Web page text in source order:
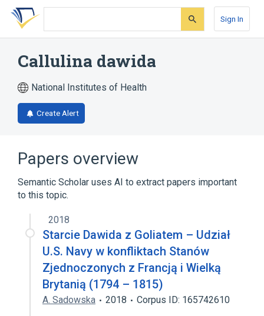
Skip
search
Skip
Skip
account
Sign In
Callulina dawida
National Institutes of Health
Create Alert
Papers overview
Semantic Scholar uses AI to extract papers important
to this topic.
2018
Starcie Dawida z Goliatem – Udział
U.S. Navy w konfliktach Stanów
Zjednoczonych z Francją i Wielką
Brytanią (1794 – 1815)
A. Sadowska 2018 Corpus ID: 165742610